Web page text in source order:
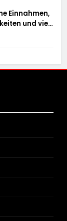
Einnahmen,
und viel
für 2025